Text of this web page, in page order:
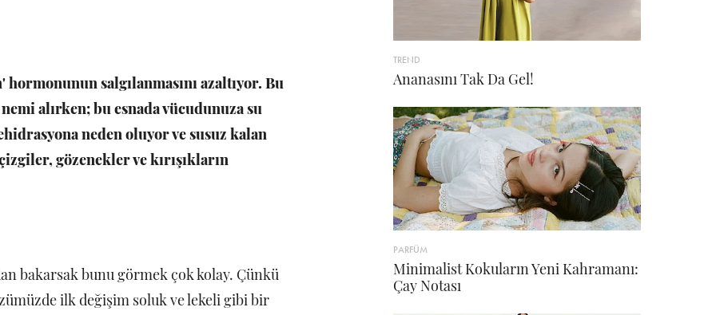
salgılanmasını azaltıyor. Bu
alırken; bu esnada vücudunuza su
neden oluyor ve susuz kalan
gözenekler ve kırışıkların
bakarsak bunu görmek çok kolay. Çünkü
ilk değişim soluk ve lekeli gibi bir
TREND
Ananasını Tak Da Gel!
PARFÜM
Minimalist Kokuların Yeni Kahramanı:
Çay Notası